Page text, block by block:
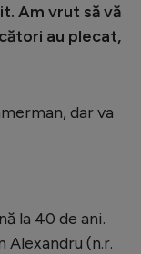
Am vrut să vă
au plecat,
dar va
la 40 de ani.
Alexandru (n.r.